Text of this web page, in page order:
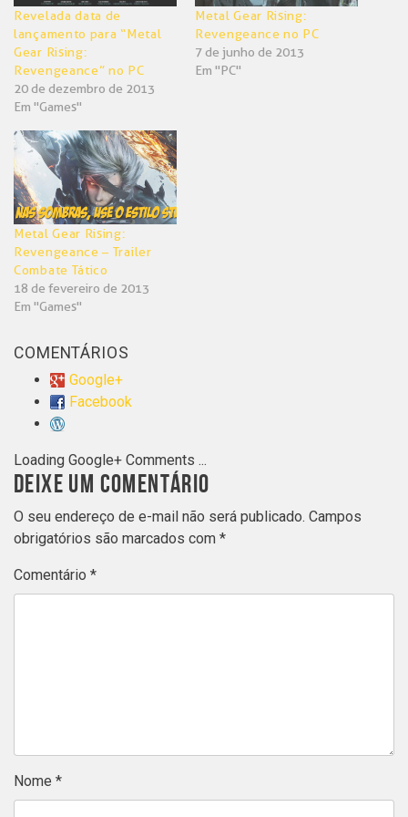
Revelada data de
lançamento para “Metal
Gear Rising:
Revengeance” no PC
20 de dezembro de 2013
Em "Games"
Metal Gear Rising:
Revengeance no PC
7 de junho de 2013
Em "PC"
Metal Gear Rising:
Revengeance – Trailer
Combate Tático
18 de fevereiro de 2013
Em "Games"
COMENTÁRIOS
Google+
Facebook
Loading Google+ Comments ...
DEIXE UM COMENTÁRIO
O seu endereço de e-mail não será publicado. Campos
obrigatórios são marcados com *
Comentário *
Nome *